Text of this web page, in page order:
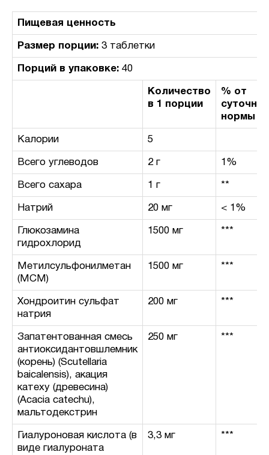
Пищевая ценность
Размер порции: 3 таблетки
Порций в упаковке: 40
Количество
в 1 порции
% от
суточной
нормы
Калории 5
Всего углеводов 2 г 1%
Всего сахара 1 г **
Натрий 20 мг < 1%
Глюкозамина
гидрохлорид
1500 мг ***
Метилсульфонилметан
(МСМ)
1500 мг ***
Хондроитин сульфат
натрия
200 мг ***
Запатентованная смесь
антиоксидантовшлемник
(корень) (Scutellaria
baicalensis), акация
катеху (древесина)
(Acacia catechu),
мальтодекстрин
250 мг ***
Гиалуроновая кислота (в
виде гиалуроната
3,3 мг ***